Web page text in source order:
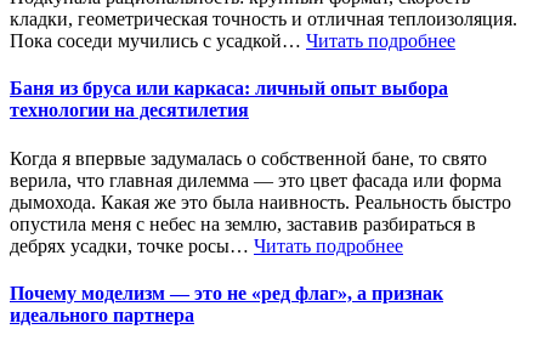
кладки, геометрическая точность и отличная теплоизоляция.
Пока соседи мучились с усадкой… Читать подробнее
Баня из бруса или каркаса: личный опыт выбора
технологии на десятилетия
Когда я впервые задумалась о собственной бане, то свято
верила, что главная дилемма — это цвет фасада или форма
дымохода. Какая же это была наивность. Реальность быстро
опустила меня с небес на землю, заставив разбираться в
дебрях усадки, точке росы… Читать подробнее
Почему моделизм — это не «ред флаг», а признак
идеального партнера